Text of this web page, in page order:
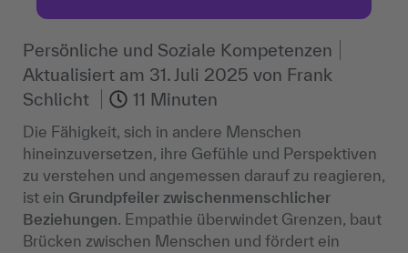
Persönliche und Soziale Kompetenzen
Aktualisiert am 31. Juli 2025 von Frank
Schlicht
11 Minuten
Die Fähigkeit, sich in andere Menschen
hineinzuversetzen, ihre Gefühle und Perspektiven
zu verstehen und angemessen darauf zu reagieren,
ist ein Grundpfeiler zwischenmenschlicher
Beziehungen. Empathie überwindet Grenzen, baut
Brücken zwischen Menschen und fördert ein